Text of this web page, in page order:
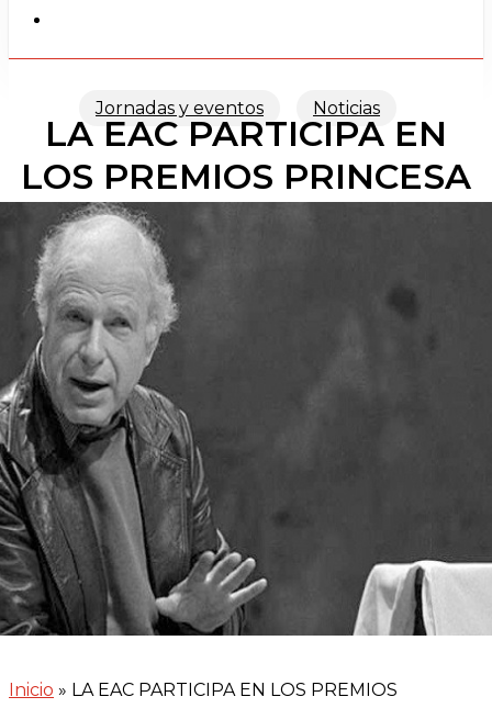
Jornadas y eventos Noticias
LA EAC PARTICIPA EN
LOS PREMIOS PRINCESA
DE ASTURIAS
Inicio » LA EAC PARTICIPA EN LOS PREMIOS